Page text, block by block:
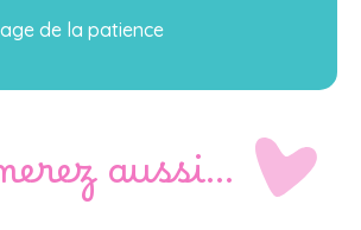
de la patience
aussi…